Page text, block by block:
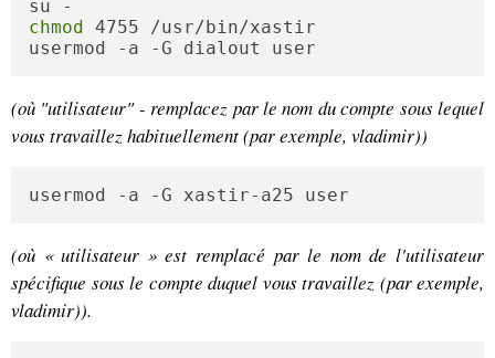
chmod
4755 /usr/bin/xastir
usermod -a -G dialout user
(où "utilisateur" - remplacez par le nom du compte sous lequel
vous travaillez habituellement (par exemple, vladimir))
usermod -a -G xastir-a25 user
(où « utilisateur » est remplacé par le nom de l'utilisateur
spécifique sous le compte duquel vous travaillez (par exemple,
vladimir)).